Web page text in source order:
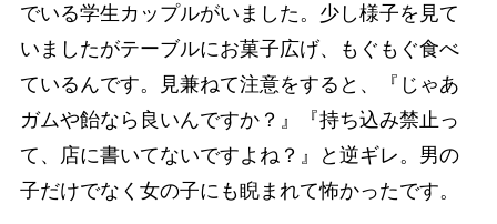
でいる学生カップルがいました。少し様子を見て
いましたがテーブルにお菓子広げ、もぐもぐ食べ
ているんです。見兼ねて注意をすると、『じゃあ
ガムや飴なら良いんですか？』『持ち込み禁止っ
て、店に書いてないですよね？』と逆ギレ。男の
子だけでなく女の子にも睨まれて怖かったです。